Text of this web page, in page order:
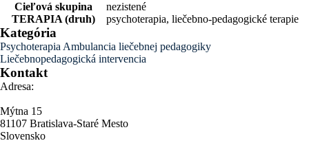
Cieľová skupina
nezistené
TERAPIA (druh)
psychoterapia, liečebno-pedagogické terapie
Kategória
Psychoterapia Ambulancia liečebnej pedagogiky
Liečebnopedagogická intervencia
Kontakt
Adresa:
Mýtna 15
81107 Bratislava-Staré Mesto
Slovensko